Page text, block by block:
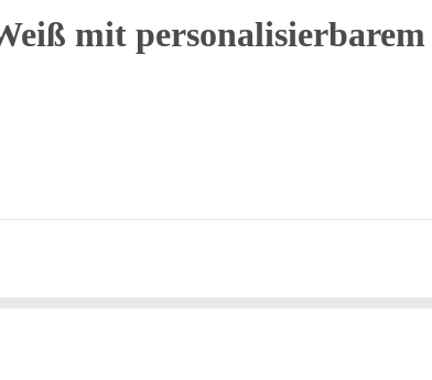
mit personalisierbarem